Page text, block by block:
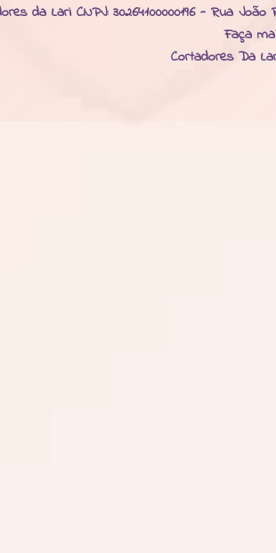
da Lari CNPJ: 30264100000196 - Rua
Faça
Cortadores Da